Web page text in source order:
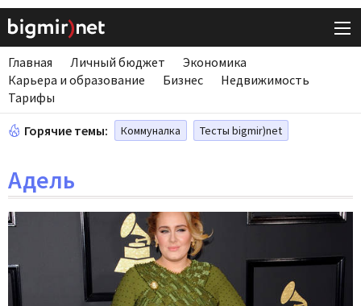
Главная Личный бюджет
Экономика
Карьера и образование
Бизнес
Недвижимость
Тарифы
Горячие темы: Коммуналка Тесты bigmir)net
Адель